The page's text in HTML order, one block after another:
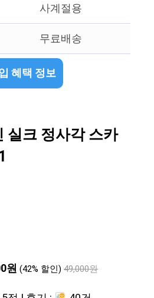
사계절용
무료배송
혜택 정보
실크 정사각 스카
원 (42% 할인) 49,000원